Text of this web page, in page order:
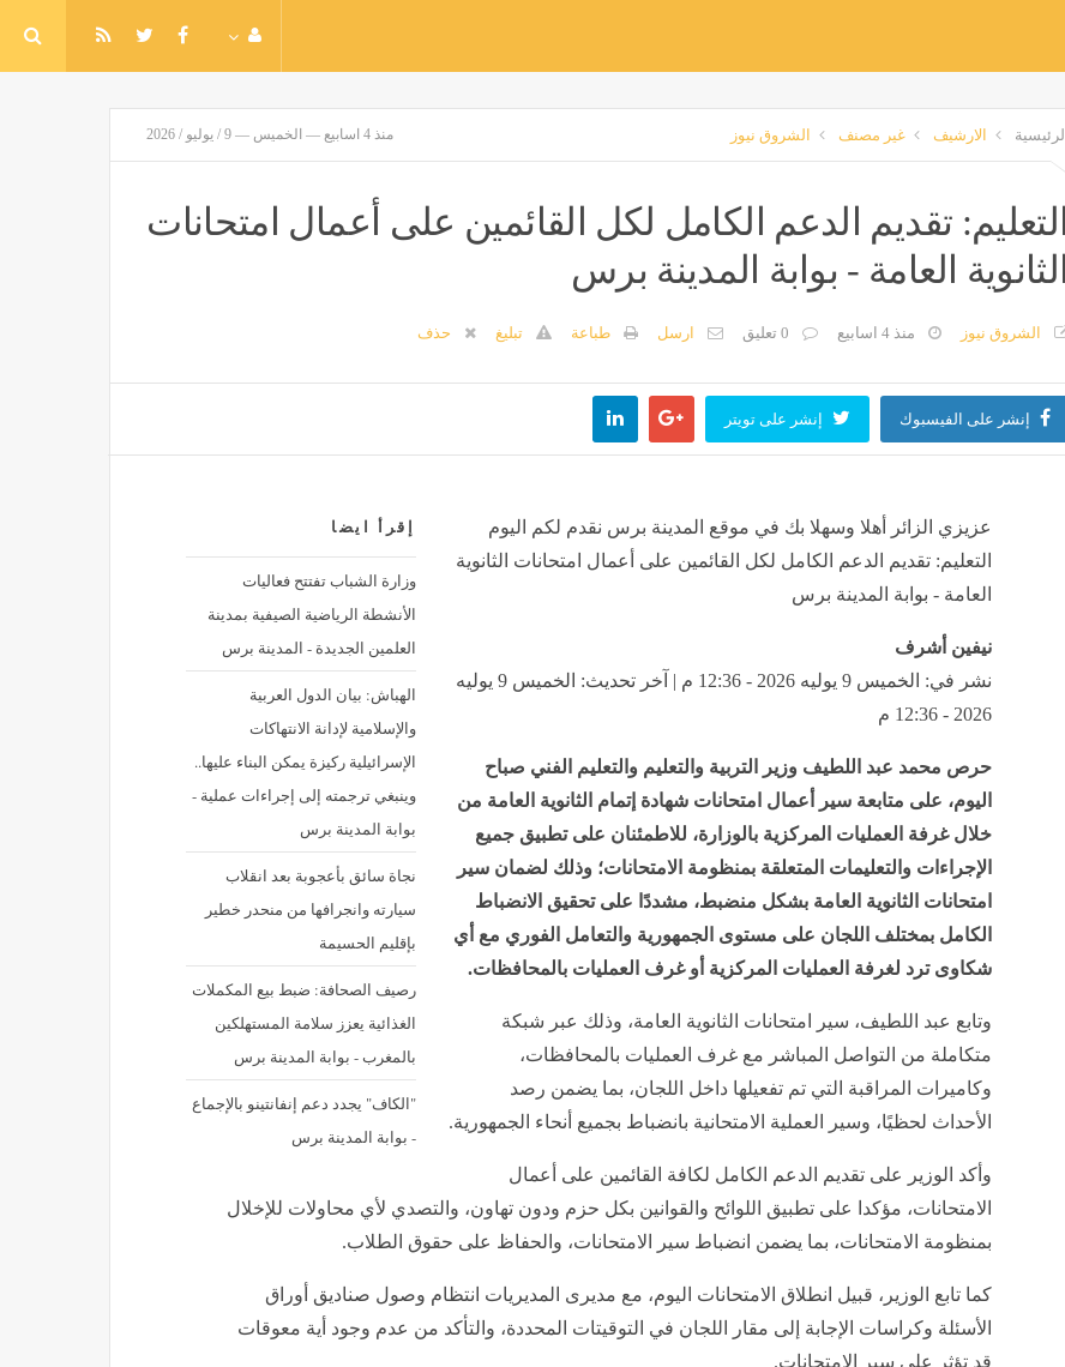
الرئيسية الارشيف غير مصنف الشروق نيوز منذ 4 اسابيع — الخميس — 9 / يوليو / 2026
التعليم: تقديم الدعم الكامل لكل القائمين على أعمال امتحانات
الثانوية العامة - بوابة المدينة برس
الشروق نيوز منذ 4 اسابيع 0 تعليق ارسل طباعة تبليغ حذف
إنشر على الفيسبوك إنشر على تويتر
إقرأ ايضا
وزارة الشباب تفتتح فعاليات
الأنشطة الرياضية الصيفية بمدينة
العلمين الجديدة - المدينة برس
الهباش: بيان الدول العربية
والإسلامية لإدانة الانتهاكات
الإسرائيلية ركيزة يمكن البناء عليها..
وينبغي ترجمته إلى إجراءات عملية -
بوابة المدينة برس
نجاة سائق بأعجوبة بعد انقلاب
سيارته وانجرافها من منحدر خطير
بإقليم الحسيمة
رصيف الصحافة: ضبط بيع المكملات
الغذائية يعزز سلامة المستهلكين
بالمغرب - بوابة المدينة برس
"الكاف" يجدد دعم إنفانتينو بالإجماع
- بوابة المدينة برس
عزيزي الزائر أهلا وسهلا بك في موقع المدينة برس نقدم لكم اليوم
التعليم: تقديم الدعم الكامل لكل القائمين على أعمال امتحانات الثانوية
العامة - بوابة المدينة برس
نيفين أشرف
نشر في: الخميس 9 يوليه 2026 - 12:36 م | آخر تحديث: الخميس 9 يوليه
2026 - 12:36 م
حرص محمد عبد اللطيف وزير التربية والتعليم والتعليم الفني صباح
اليوم، على متابعة سير أعمال امتحانات شهادة إتمام الثانوية العامة من
خلال غرفة العمليات المركزية بالوزارة، للاطمئنان على تطبيق جميع
الإجراءات والتعليمات المتعلقة بمنظومة الامتحانات؛ وذلك لضمان سير
امتحانات الثانوية العامة بشكل منضبط، مشددًا على تحقيق الانضباط
الكامل بمختلف اللجان على مستوى الجمهورية والتعامل الفوري مع أي
شكاوى ترد لغرفة العمليات المركزية أو غرف العمليات بالمحافظات.
وتابع عبد اللطيف، سير امتحانات الثانوية العامة، وذلك عبر شبكة
متكاملة من التواصل المباشر مع غرف العمليات بالمحافظات،
وكاميرات المراقبة التي تم تفعيلها داخل اللجان، بما يضمن رصد
الأحداث لحظيًا، وسير العملية الامتحانية بانضباط بجميع أنحاء الجمهورية.
وأكد الوزير على تقديم الدعم الكامل لكافة القائمين على أعمال
الامتحانات، مؤكدا على تطبيق اللوائح والقوانين بكل حزم ودون تهاون، والتصدي لأي محاولات للإخلال
بمنظومة الامتحانات، بما يضمن انضباط سير الامتحانات، والحفاظ على حقوق الطلاب.
كما تابع الوزير، قبيل انطلاق الامتحانات اليوم، مع مديرى المديريات انتظام وصول صناديق أوراق
الأسئلة وكراسات الإجابة إلى مقار اللجان في التوقيتات المحددة، والتأكد من عدم وجود أية معوقات
قد تؤثر على سير الامتحانات.